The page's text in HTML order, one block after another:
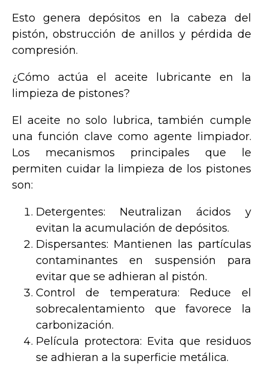
Esto genera depósitos en la cabeza del
pistón, obstrucción de anillos y pérdida de
compresión.
¿Cómo actúa el aceite lubricante en la
limpieza de pistones?
El aceite no solo lubrica, también cumple
una función clave como agente limpiador.
Los mecanismos principales que le
permiten cuidar la limpieza de los pistones
son:
Detergentes: Neutralizan ácidos y
evitan la acumulación de depósitos.
Dispersantes: Mantienen las partículas
contaminantes en suspensión para
evitar que se adhieran al pistón.
Control de temperatura: Reduce el
sobrecalentamiento que favorece la
carbonización.
Película protectora: Evita que residuos
se adhieran a la superficie metálica.